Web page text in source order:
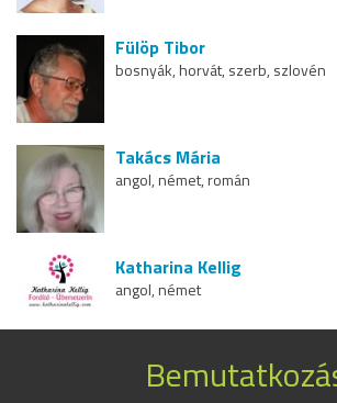
Fülöp Tibor
bosnyák, horvát, szerb, szlovén
Takács Mária
angol, német, román
Katharina Kellig
angol, német